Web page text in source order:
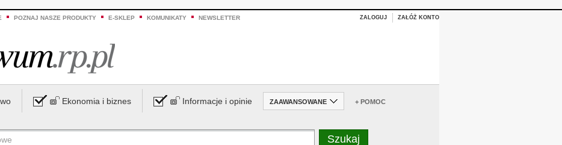
POZNAJ NASZE PRODUKTY E-SKLEP KOMUNIKATY NEWSLETTER ZALOGUJ ZAŁÓŻ KONTO
Ekonomia i biznes Informacje i opinie ZAAWANSOWANE + POMOC